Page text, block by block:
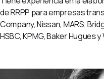
de RRPP para empresas
Company, Nissan, MARS,
HSBC, KPMG, Baker Hugues